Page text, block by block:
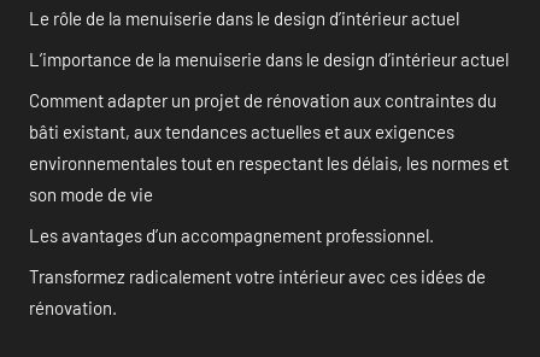
Le rôle de la menuiserie dans le design d’intérieur actuel
L’importance de la menuiserie dans le design d’intérieur actuel
Comment adapter un projet de rénovation aux contraintes du
bâti existant, aux tendances actuelles et aux exigences
environnementales tout en respectant les délais, les normes et
son mode de vie
Les avantages d’un accompagnement professionnel.
Transformez radicalement votre intérieur avec ces idées de
rénovation.